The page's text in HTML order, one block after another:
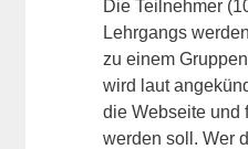
Die Teilnehmer
Lehrgangs
zu einem
wird laut
die Webseite und
werden soll. Wer